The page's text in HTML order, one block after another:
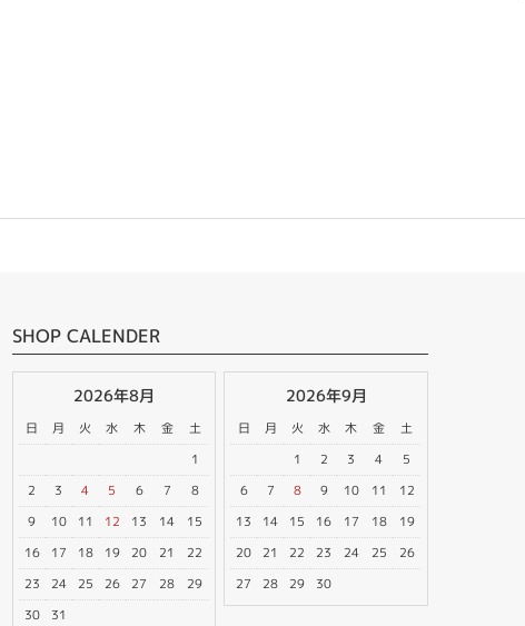
SHOP CALENDER
2026年8月
日 月 火 水 木 金
土
1
2
3 4 5 6 7
8
9
10 11 12 13 14
15
16
17 18 19 20 21
22
23
24 25 26 27 28
29
30
31
2026年9月
日 月 火 水 木 金
土
1
2 3 4
5
6
7 8 9 10 11
12
13
14 15 16 17 18
19
20
21 22 23 24 25
26
27
28 29 30